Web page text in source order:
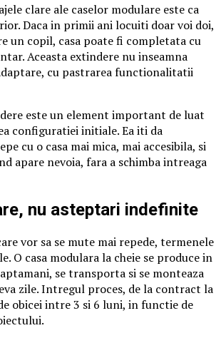
clare ale caselor modulare este ca
Daca in primii ani locuiti doar voi doi,
un copil, casa poate fi completata cu
Aceasta extindere nu inseamna
cu pastrarea functionalitatii
este un element important de luat
configuratiei initiale. Ea iti da
cu o casa mai mica, mai accesibila, si
apare nevoia, fara a schimba intreaga
nu asteptari indefinite
vor sa se mute mai repede, termenele
O casa modulara la cheie se produce in
se transporta si se monteaza
zile. Intregul proces, de la contract la
obicei intre 3 si 6 luni, in functie de